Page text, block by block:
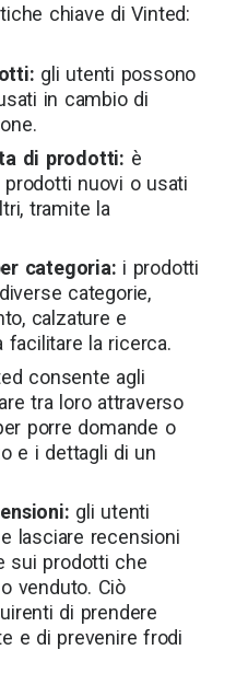
chiave di Vinted:
gli utenti possono
in cambio di
di prodotti: è
nuovi o usati
tramite la
categoria: i prodotti
categorie,
calzature e
facilitare la ricerca.
consente agli
tra loro attraverso
porre domande o
e i dettagli di un
gli utenti
lasciare recensioni
sui prodotti che
venduto. Ciò
di prendere
e di prevenire frodi